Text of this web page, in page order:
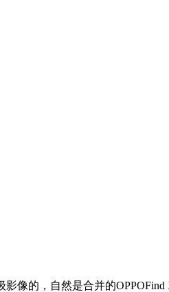
组合，确保了长时间佩戴的舒
的恒玄2800芯片，在保障算力
聚焦“实时字幕”“提词”“翻译
像的，自然是合并的